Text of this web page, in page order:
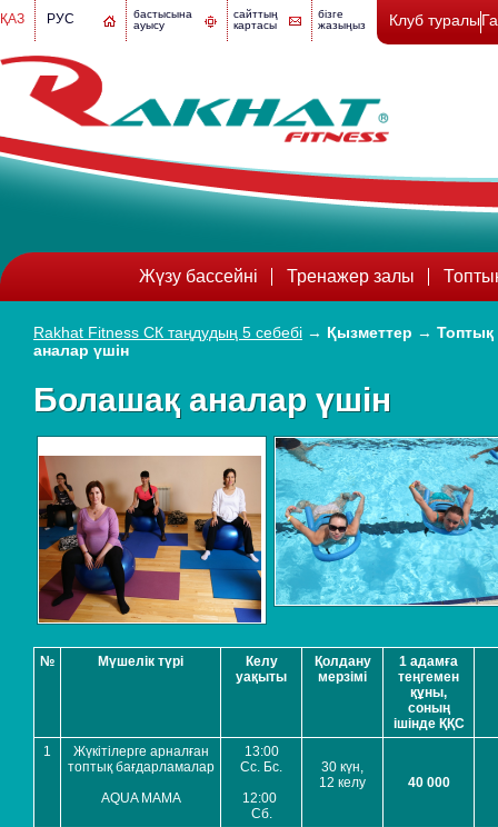
бастысына
ауысу
сайттың
картасы
бізге
жазыңыз
ҚАЗ РУС Клуб туралы
Жүзу бассейні Тренажер залы
Rakhat Fitness СК таңдудың 5 себебі → Қызметтер → Топтық
аналар үшін
Болашақ аналар үшін
№ Мүшелік түрі
Келу
уақыты
Қолдану
мерзімі
1 адамға
теңгемен
құны,
соның
ішінде ҚҚС
1
Жүкітілерге арналған
топтық бағдарламалар
AQUA MAMA
13:00
Сс. Бс.
12:00
Сб.
30 күн,
12 келу
40 000